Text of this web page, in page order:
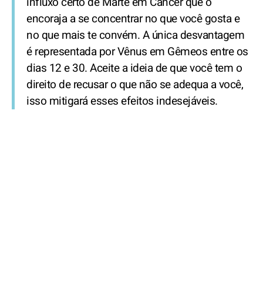
encoraja a se concentrar no que você gosta e
no que mais te convém. A única desvantagem
é representada por Vênus em Gêmeos entre os
dias 12 e 30. Aceite a ideia de que você tem o
direito de recusar o que não se adequa a você,
isso mitigará esses efeitos indesejáveis.